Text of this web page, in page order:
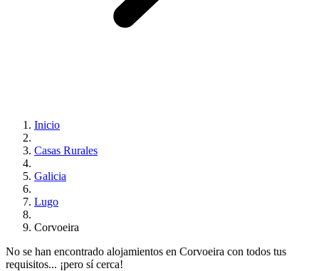
Inicio
Casas Rurales
Galicia
Lugo
Corvoeira
No se han encontrado alojamientos en Corvoeira con todos tus
requisitos... ¡pero sí cerca!